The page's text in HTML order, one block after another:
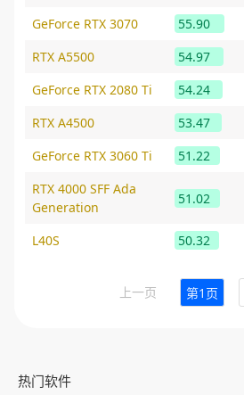
GeForce RTX 3070 55.90
RTX A5500
54.97
GeForce RTX 2080 Ti
54.24
RTX A4500
53.47
GeForce RTX 3060 Ti
51.22
RTX 4000 SFF Ada
Generation
51.02
L40S 50.32
上一页 第1页
热门软件